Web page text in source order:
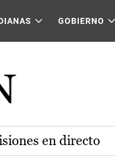
GOBIERNO
en directo